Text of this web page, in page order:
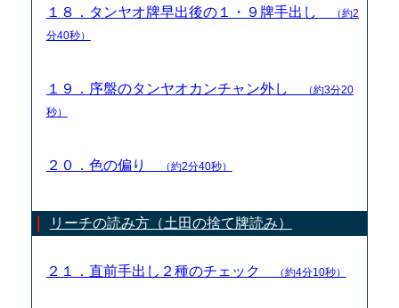
１８．タンヤオ牌早出後の１・９牌手出し
（約2
分40秒）
１９．序盤のタンヤオカンチャン外し
（約3分20
秒）
２０．色の偏り （約2分40秒）
リーチの読み方（土田の捨て牌読み）
２１．直前手出し２種のチェック （約4分10秒）